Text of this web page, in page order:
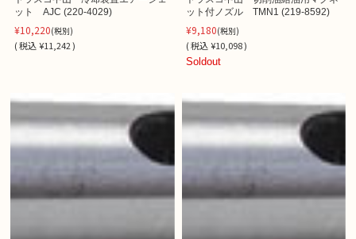
ット AJC (220-4029)
¥10,220(税別)
(税込¥11,242 )
ット付ノズル TMN1 (219-8592)
¥9,180(税別)
(税込 ¥10,098 )
Soldout